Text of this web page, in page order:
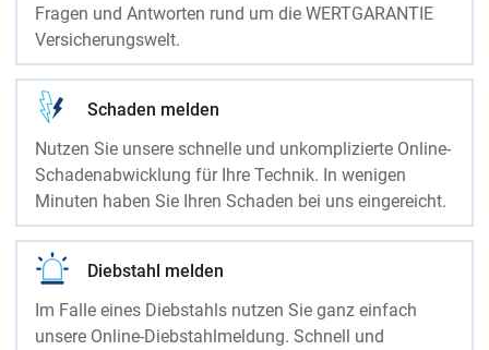
Fragen und Antworten rund um die WERTGARANTIE
Versicherungswelt.
Schaden melden
Nutzen Sie unsere schnelle und unkomplizierte Online-
Schadenabwicklung für Ihre Technik. In wenigen
Minuten haben Sie Ihren Schaden bei uns eingereicht.
Diebstahl melden
Im Falle eines Diebstahls nutzen Sie ganz einfach
unsere Online-Diebstahlmeldung. Schnell und